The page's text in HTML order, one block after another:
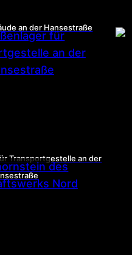
an der Hansestraße
Transportgestelle an der